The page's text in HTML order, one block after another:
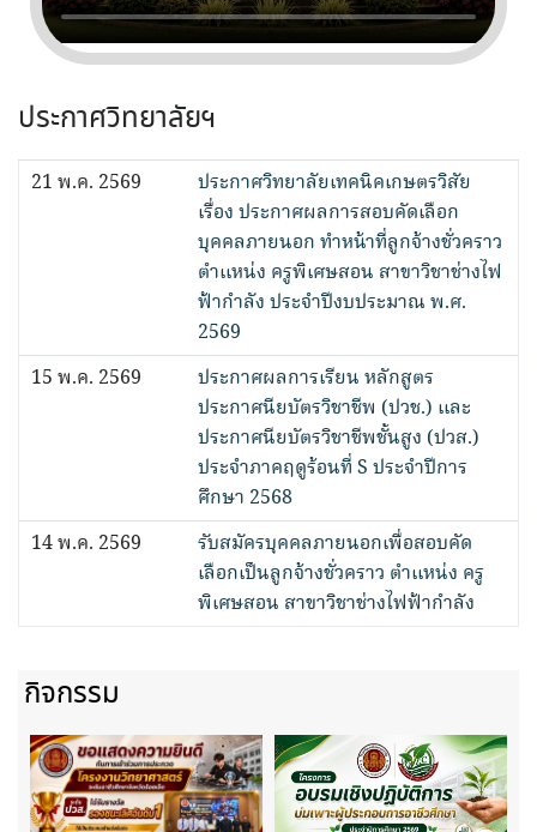
ประกาศวิทยาลัยฯ
21 พ.ค. 2569
ประกาศวิทยาลัยเทคนิคเกษตรวิสัย
เรื่อง ประกาศผลการสอบคัดเลือก
บุคคลภายนอก ทำหน้าที่ลูกจ้างชั่วคราว
ตำแหน่ง ครูพิเศษสอน สาขาวิชาช่างไฟ
ฟ้ากำลัง ประจำปีงบประมาณ พ.ศ.
2569
15 พ.ค. 2569
ประกาศผลการเรียน หลักสูตร
ประกาศนียบัตรวิชาชีพ (ปวช.) และ
ประกาศนียบัตรวิชาชีพชั้นสูง (ปวส.)
ประจำภาคฤดูร้อนที่ S ประจำปีการ
ศึกษา 2568
14 พ.ค. 2569
รับสมัครบุคคลภายนอกเพื่อสอบคัด
เลือกเป็นลูกจ้างชั่วคราว ตำแหน่ง ครู
พิเศษสอน สาขาวิชาช่างไฟฟ้ากำลัง
กิจกรรม